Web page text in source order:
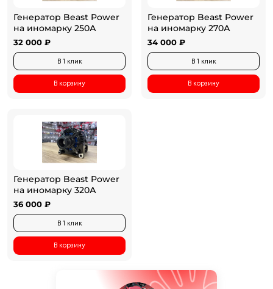
Генератор Beast Power
на иномарку 250А
32 000 ₽
В 1 клик
В корзину
Генератор Beast Power
на иномарку 270А
34 000 ₽
В 1 клик
В корзину
Генератор Beast Power
на иномарку 320А
36 000 ₽
В 1 клик
В корзину